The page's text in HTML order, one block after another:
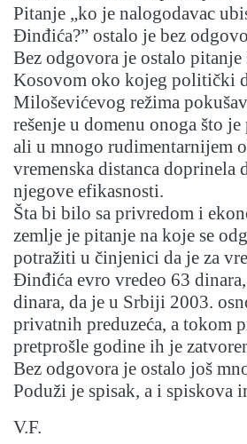
Pitanje „ko je nalogodavac
Đinđića?” ostalo je bez
Bez odgovora je ostalo pitanje
Kosovom oko kojeg politički
Miloševićevog režima
rešenje u domenu onoga što
ali u mnogo rudimentarnijem
vremenska distanca doprinela
njegove efikasnosti.
Šta bi bilo sa privredom i
zemlje je pitanje na koje se
potražiti u činjenici da je za
Đinđića evro vredeo 63 dinara,
dinara, da je u Srbiji 2003.
privatnih preduzeća, a tokom
pretprošle godine ih je
Bez odgovora je ostalo još
Poduži je spisak, a i spiskova
V.F.